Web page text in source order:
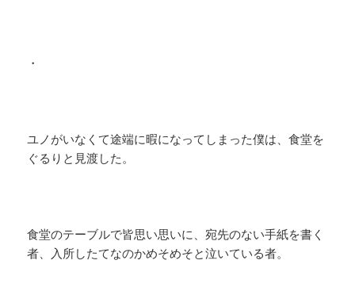
・
ユノがいなくて途端に暇になってしまった僕は、食堂を
ぐるりと見渡した。
食堂のテーブルで皆思い思いに、宛先のない手紙を書く
者、入所したてなのかめそめそと泣いている者。